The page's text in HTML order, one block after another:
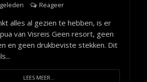
Reageer
alles al gezien te hebben, is er
van Visreis Geen resort, geen
en geen drukbeviste stekken. Dit
LEES MEER...